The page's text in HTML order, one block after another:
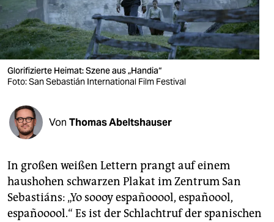
wahrheit
verlag
verlag
veranstaltungen
shop
fragen & hilfe
unterstützen
abo
genossenschaft
Glorifizierte Heimat: Szene aus „Handia“
Foto: San Sebastián International Film Festival
Von Thomas Abeltshauser
In großen weißen Lettern prangt auf einem
haushohen schwarzen Plakat im Zentrum San
Sebastiáns: „Yo soooy españooool, españoool,
españooool.“ Es ist der Schlachtruf der spanischen